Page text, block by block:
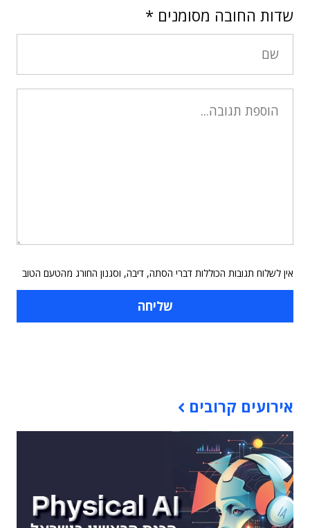
שדות החובה מסומנים *
אין לשלוח תגובות הכוללות דברי הסתה, דיבה, וסגנון החורג מהטעם הטוב
אירועים קרובים